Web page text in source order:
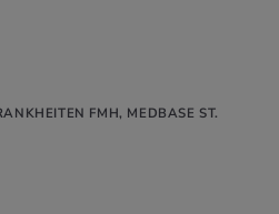
FMH, MEDBASE ST.